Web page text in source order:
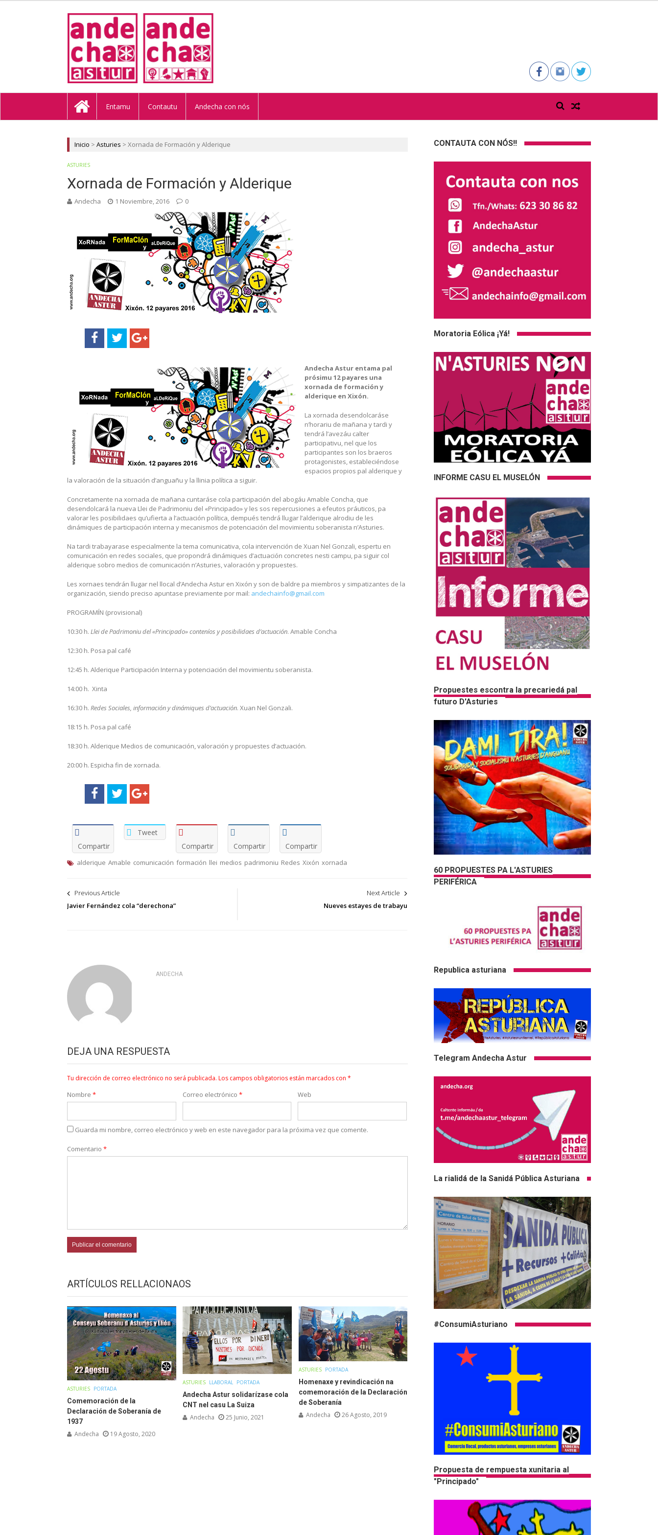
ANDECHA ASTUR
Entamu Contautu Andecha con nós
Inicio > Asturies > Xornada de Formación y Alderique
ASTURIES
Xornada de Formación y Alderique
Andecha 1 Noviembre, 2016 0
Andecha Astur entama pal
prósimu 12 payares una
xornada de formación y
alderique en Xixón.
La xornada desendolcaráse
n’horariu de mañana y tardi y
tendrá l’avezáu calter
participativu, nel que los
participantes son los braeros
protagonistes, estableciéndose
espacios propios pal alderique y
la valoración de la situación d’anguañu y la llinia política a siguir.
Concretamente na xornada de mañana cuntaráse cola participación del abogáu Amable Concha, que
desendolcará la nueva Llei de Padrimoniu del «Principado» y les sos repercusiones a efeutos práuticos, pa
valorar les posibilidaes qu’ufierta a l’actuación política, dempués tendrá llugar l’alderique alrodiu de les
dinámiques de participación interna y mecanismos de potenciación del movimientu soberanista n’Asturies.
Na tardi trabayarase especialmente la tema comunicativa, cola intervención de Xuan Nel Gonzali, espertu en
comunicación en redes sociales, que propondrá dinámiques d’actuación concretes nesti campu, pa siguir col
alderique sobro medios de comunicación n’Asturies, valoración y propuestes.
Les xornaes tendrán llugar nel llocal d’Andecha Astur en Xixón y son de baldre pa miembros y simpatizantes de la
organización, siendo preciso apuntase previamente por mail: andechainfo@gmail.com
PROGRAMÍN (provisional)
10:30 h. Llei de Padrimoniu del «Principado» conteníos y posibilidaes d’actuación. Amable Concha
12:30 h. Posa pal café
12:45 h. Alderique Participación Interna y potenciación del movimientu soberanista.
14:00 h. Xinta
16:30 h. Redes Sociales, información y dinámiques d’actuación. Xuan Nel Gonzali.
18:15 h. Posa pal café
18:30 h. Alderique Medios de comunicación, valoración y propuestes d’actuación.
20:00 h. Espicha fin de xornada.
Compartir
Tweet
Compartir
Compartir Compartir
alderique Amable comunicación formación llei medios padrimoniu Redes Xixón xornada
Navegación
de
Previous Article
Javier Fernández cola “derechona”
Next Article
Nueves estayes de trabayu
ANDECHA
DEJA UNA RESPUESTA
Tu dirección de correo electrónico no será publicada. Los campos obligatorios están marcados con *
Nombre * Correo electrónico * Web
Guarda mi nombre, correo electrónico y web en este navegador para la próxima vez que comente.
Comentario *
ARTÍCULOS RELLACIONAOS
ASTURIES PORTADA
Comemoración de la
Declaración de Soberanía de
1937
Andecha 19 Agosto, 2020
ASTURIES LLABORAL PORTADA
Andecha Astur solidarízase cola
CNT nel casu La Suiza
Andecha 25 Junio, 2021
ASTURIES PORTADA
Homenaxe y revindicación na
comemoración de la Declaración
de Soberanía
Andecha 26 Agosto, 2019
CONTAUTA CON NÓS!!
Moratoria Eólica ¡Yá!
INFORME CASU EL MUSELÓN
Propuestes escontra la precariedá pal
futuro D'Asturies
60 PROPUESTES PA L'ASTURIES
PERIFÉRICA
Republica asturiana
Telegram Andecha Astur
La rialidá de la Sanidá Pública Asturiana
#ConsumiAsturiano
Propuesta de rempuesta xunitaria al
"Principado"